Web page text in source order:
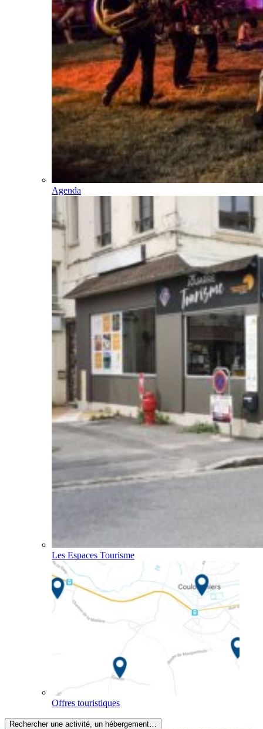
Agenda
Les Espaces Tourisme
Offres touristiques
Rechercher une activité, un hébergement…